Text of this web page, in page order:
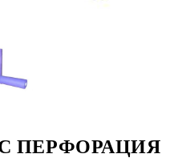
ПЕРФОРАЦИЯ